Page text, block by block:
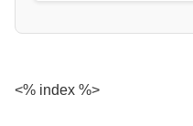
<% index %>